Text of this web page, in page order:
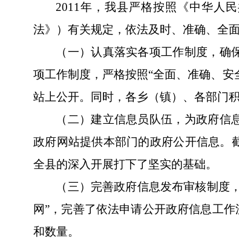
2011 年，我县严格按照《中华人
法》）有关规定，依法及时、准确、全
（一）认真落实各项工作制度，
项工作制度，严格按照“全面、准确、
站上公开。同时，各乡（镇）、各部门
（二）建立信息员队伍，为政府
政府网站提供本部门的政府公开信息。
全县的深入开展打下了坚实的基础。
（三）完善政府信息发布审核制
网”，完善了依法申请公开政府信息工
和数量。